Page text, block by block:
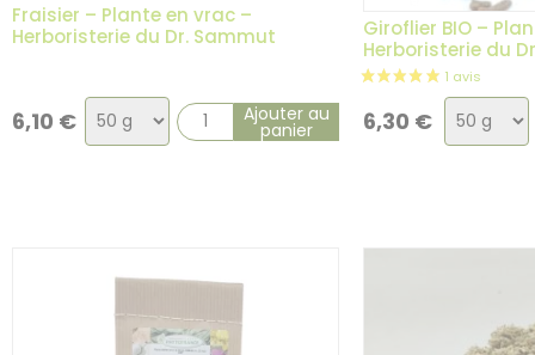
Fraisier – Plante en vrac –
Herboristerie du Dr. Sammut
6,10 €
Choix
de
Ajouter au
panier
Giroflier BIO –
Herboristerie du
6,30 €
Choix
de